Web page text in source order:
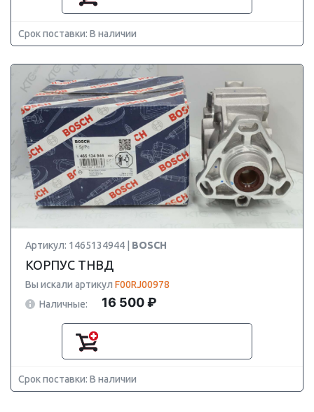
Срок поставки: В наличии
Артикул: 1465134944 | BOSCH
КОРПУС ТНВД
Вы искали артикул F00RJ00978
Наличные:
16 500 ₽
Срок поставки: В наличии